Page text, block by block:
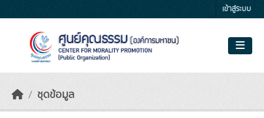
เข้าสู่ระบบ
ชุดข้อมูล